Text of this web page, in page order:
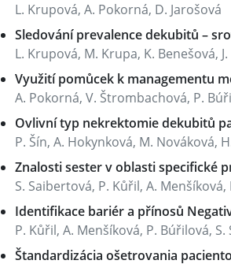
L. Krupová, A. Pokorná, D. Jarošová
Sledování prevalence dekubitů –
L. Krupová, M. Krupa, K. Benešová, J.
Využití pomůcek k managementu
A. Pokorná, V. Štrombachová, P.
Ovlivní typ nekrektomie dekubitů
P. Šín, A. Hokynková, M. Nováková,
Znalosti sester v oblasti specifické
S. Saibertová, P. Kůřil, A.
Identifikace bariér a přínosů
P. Kůřil, A. Menšíková, P. Búřilová,
Štandardizácia ošetrovania